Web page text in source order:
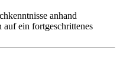
anhand
ein fortgeschrittenes